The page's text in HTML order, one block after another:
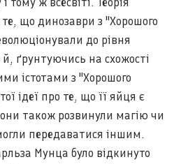
те, що динозаври з "Хорошого
до рівня
ґрунтуючись на схожості
істотами з "Хорошого
ідеї про те, що її яйця є
також розвинули магію чи
передаватися іншим.
Мунца було відкинуто